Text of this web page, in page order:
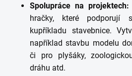
Spolupráce na projektech:
hračky, které podporují
kupříkladu stavebnice.
například stavbu modelu
či pro plyšáky,
dráhu atd.